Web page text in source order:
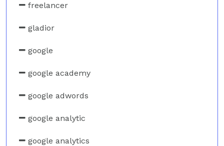
freelancer
gladior
google
google academy
google adwords
google analytic
google analytics